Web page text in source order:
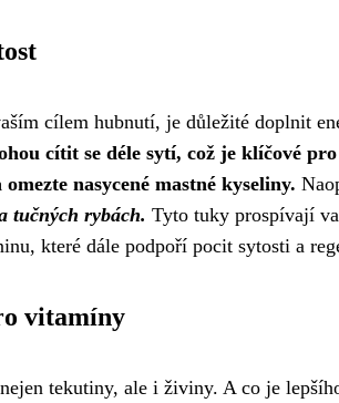
cílem hubnutí, je důležité doplnit
cítit se déle sytí, což je klíčové
nasycené mastné kyseliny.
tučných rybách. Tyto tuky prospívají
které dále podpoří pocit sytosti a
vitamíny
tekutiny, ale i živiny. A co je